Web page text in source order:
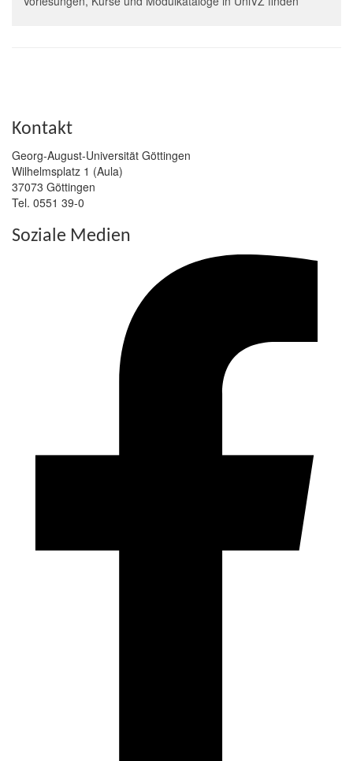
Kontakt
Georg-August-Universität Göttingen
Wilhelmsplatz 1 (Aula)
37073 Göttingen
Tel. 0551 39-0
Soziale Medien